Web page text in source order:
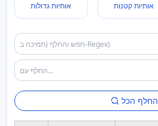
אותיות גדולות אותיות קטנות
החלף הכל